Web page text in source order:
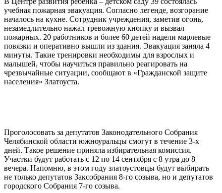
учебная пожарная эвакуация. Согласно легенде, возгорание
началось на кухне. Сотрудник учреждения, заметив огонь,
незамедлительно нажал тревожную кнопку и вызвал
пожарных. 20 работников и более 60 детей надели марлевые
повязки и оперативно вышли из здания. Эвакуация заняла 4
минуты. Такие тренировки необходимы для взрослых и
малышей, чтобы научиться правильно реагировать на
чрезвычайные ситуации, сообщают в «Гражданской защите
населения» Златоуста.
Проголосовать за депутатов Законодательного Собрания
Челябинской области южноуральцы смогут в течение 3-х
дней. Такое решение приняла избирательная комиссия.
Участки будут работать с 12 по 14 сентября с 8 утра до 8
вечера. Напомню, в этом году златоустовцы будут выбирать
не только депутатов Заксобрания 8-го созыва, но и депутатов
городского Собрания 7-го созыва.